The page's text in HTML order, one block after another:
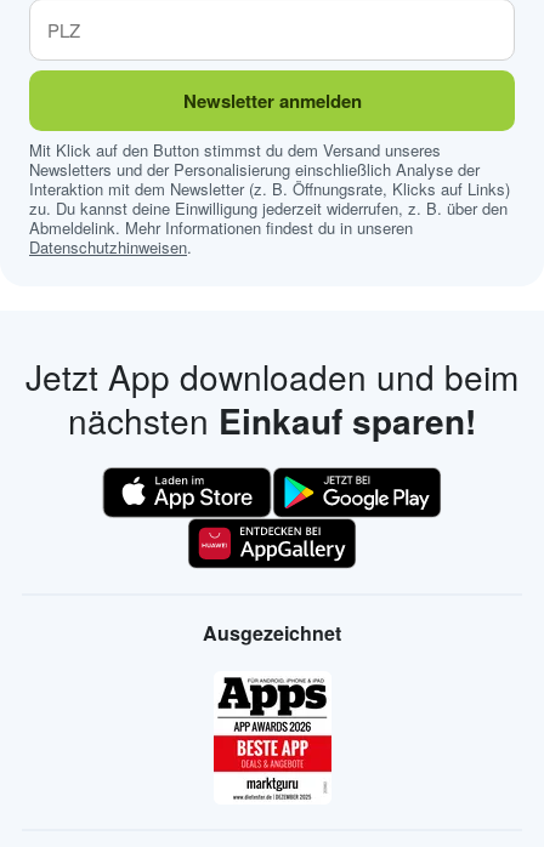
Newsletter anmelden
Mit Klick auf den Button stimmst du dem Versand unseres
Newsletters und der Personalisierung einschließlich Analyse der
Interaktion mit dem Newsletter (z. B. Öffnungsrate, Klicks auf Links)
zu. Du kannst deine Einwilligung jederzeit widerrufen, z. B. über den
Abmeldelink. Mehr Informationen findest du in unseren
Datenschutzhinweisen.
Jetzt App downloaden und beim
nächsten Einkauf sparen!
Ausgezeichnet